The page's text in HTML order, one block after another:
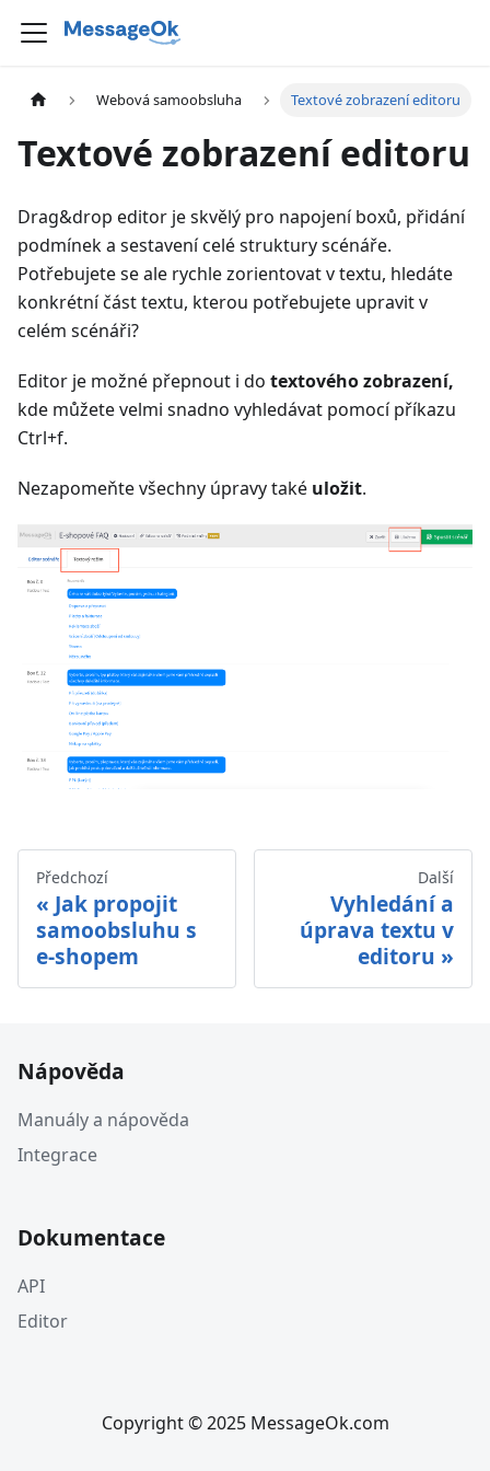
Webová samoobsluha Textové zobrazení editoru
Textové zobrazení editoru
Drag&drop editor je skvělý pro napojení boxů, přidání
podmínek a sestavení celé struktury scénáře.
Potřebujete se ale rychle zorientovat v textu, hledáte
konkrétní část textu, kterou potřebujete upravit v
celém scénáři?
Editor je možné přepnout i do textového zobrazení,
kde můžete velmi snadno vyhledávat pomocí příkazu
Ctrl+f.
Nezapomeňte všechny úpravy také uložit.
Předchozí
Jak propojit
samoobsluhu s
e-shopem
Další
Vyhledání a
úprava textu v
editoru
Nápověda
Manuály a nápověda
Integrace
Dokumentace
API
Editor
Copyright © 2025 MessageOk.com